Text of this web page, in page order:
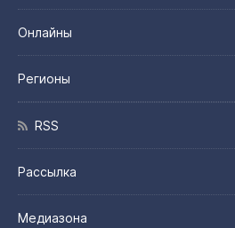
Онлайны
Регионы
RSS
Рассылка
Медиазона